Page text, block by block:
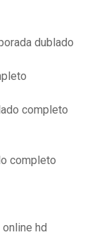
dublado
completo
completo
hd